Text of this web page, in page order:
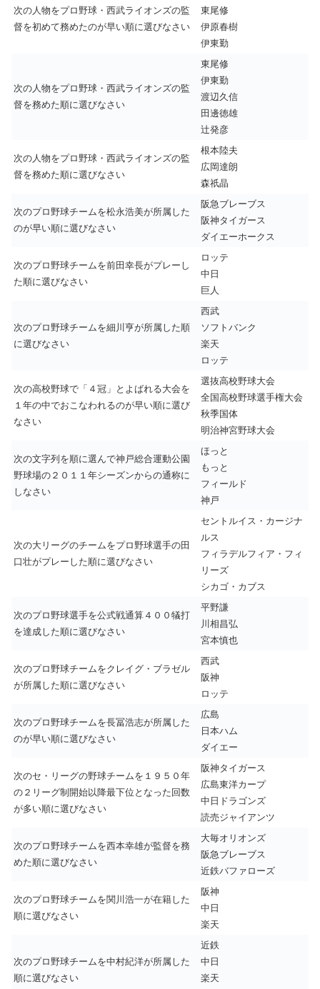
次の人物をプロ野球・西武ライオンズの監
督を初めて務めたのが早い順に選びなさい
東尾修
伊原春樹
伊東勤
次の人物をプロ野球・西武ライオンズの監
督を務めた順に選びなさい
東尾修
伊東勤
渡辺久信
田邊徳雄
辻発彦
次の人物をプロ野球・西武ライオンズの監
督を務めた順に選びなさい
根本陸夫
広岡達朗
森祇晶
次のプロ野球チームを松永浩美が所属した
のが早い順に選びなさい
阪急ブレーブス
阪神タイガース
ダイエーホークス
次のプロ野球チームを前田幸長がプレーし
た順に選びなさい
ロッテ
中日
巨人
次のプロ野球チームを細川亨が所属した順
に選びなさい
西武
ソフトバンク
楽天
ロッテ
次の高校野球で「４冠」とよばれる大会を
１年の中でおこなわれるのが早い順に選び
なさい
選抜高校野球大会
全国高校野球選手権大会
秋季国体
明治神宮野球大会
次の文字列を順に選んで神戸総合運動公園
野球場の２０１１年シーズンからの通称に
しなさい
ほっと
もっと
フィールド
神戸
次の大リーグのチームをプロ野球選手の田
口壮がプレーした順に選びなさい
セントルイス・カージナ
ルス
フィラデルフィア・フィ
リーズ
シカゴ・カブス
次のプロ野球選手を公式戦通算４００犠打
を達成した順に選びなさい
平野謙
川相昌弘
宮本慎也
次のプロ野球チームをクレイグ・ブラゼル
が所属した順に選びなさい
西武
阪神
ロッテ
次のプロ野球チームを長冨浩志が所属した
のが早い順に選びなさい
広島
日本ハム
ダイエー
次のセ・リーグの野球チームを１９５０年
の２リーグ制開始以降最下位となった回数
が多い順に選びなさい
阪神タイガース
広島東洋カープ
中日ドラゴンズ
読売ジャイアンツ
次のプロ野球チームを西本幸雄が監督を務
めた順に選びなさい
大毎オリオンズ
阪急ブレーブス
近鉄バファローズ
次のプロ野球チームを関川浩一が在籍した
順に選びなさい
阪神
中日
楽天
次のプロ野球チームを中村紀洋が所属した
順に選びなさい
近鉄
中日
楽天